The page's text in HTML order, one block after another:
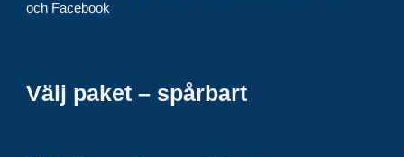
och Facebook
Välj paket – spårbart